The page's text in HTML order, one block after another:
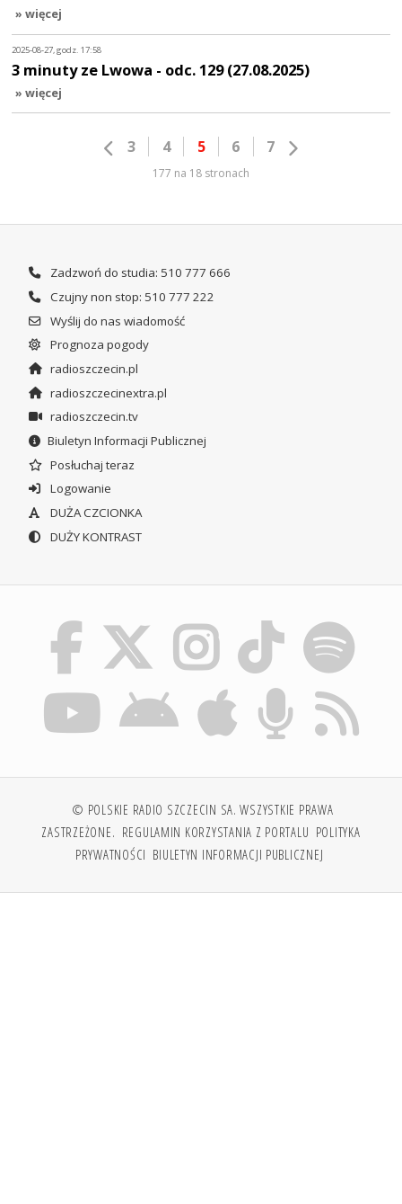
» więcej
2025-08-27, godz. 17:58
3 minuty ze Lwowa - odc. 129 (27.08.2025)
» więcej
3 4 5 6 7
177 na 18 stronach
Zadzwoń do studia: 510 777 666
Czujny non stop: 510 777 222
Wyślij do nas wiadomość
Prognoza pogody
radioszczecin.pl
radioszczecinextra.pl
radioszczecin.tv
Biuletyn Informacji Publicznej
Posłuchaj teraz
Logowanie
DUŻA CZCIONKA
DUŻY KONTRAST
© POLSKIE RADIO SZCZECIN SA. WSZYSTKIE PRAWA
ZASTRZEŻONE. REGULAMIN KORZYSTANIA Z PORTALU POLITYKA
PRYWATNOŚCI BIULETYN INFORMACJI PUBLICZNEJ